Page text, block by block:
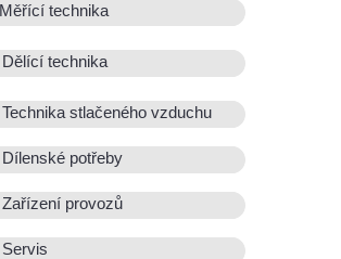
Měřící technika
Dělící technika
Technika stlačeného vzduchu
Dílenské potřeby
Zařízení provozů
Servis